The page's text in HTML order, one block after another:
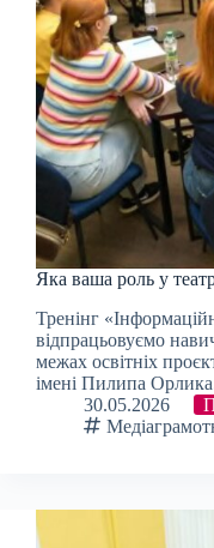
Яка ваша роль у
Тренінг
відпрацьовуємо
межах освітніх
імені Пилипа
30.05.2026